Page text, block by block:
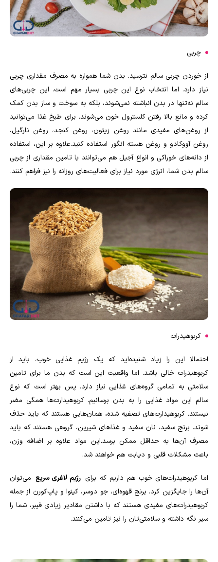
چربی
از خوردن چربی سالم نترسید. بدن شما همواره به مصرف مقداری چربی
نیاز دارد. اما انتخاب نوع این چربی بسیار مهم است. این چربی‌های
سالم نه‌تنها در بدن انباشته نمی‌شوند، بلکه به سوخت و ساز بدن کمک
کرده و مانع بالا رفتن کلسترول خون می‌شوند. برای طبخ غذا می‌توانید
از روغن‌های مفیدی مانند روغن زیتون، روغن کنجد، روغن نارگیل،
روغن آووکادو و روغن هسته انگور استفاده کنید.علاوه بر این، استفاده
از دانه‌های خوراکی و انواع آجیل هم می‌توانند با تامین مقداری از چربی
سالم بدن شما، انرژی مورد نیاز برای فعالیتهای روزانه را نیز فراهم کنند.
کربوهیدرات
احتمالا این را زیاد شنیده‌اید که یک رژیم غذایی خوب، باید از
کربوهیدرات خالی باشد. اما واقعیت این است که بدن ما برای تامین
سلامتی به تمامی گروه‌های غذایی نیاز دارد. پس بهتر است که نوع
سالم این مواد غذایی را به بدن برسانیم. کربوهیدارت‌ها همگی مضر
نیستند. کربوهیدارت‌های تصفیه شده، همان‌هایی هستند که باید حذف
شوند. برنج سفید، نان سفید و غذاهای شیرین، گروهی هستند که باید
مصرف آن‌ها به حداقل ممکن برسد.این مواد علاوه بر اضافه وزن،
باعث مشکلات قلبی و دیابت هم خواهند شد.
اما کربوهیدرات‌های خوب هم داریم که برای رژیم لاغری سریع می‌توان
آن‌ها را جایگزین کرد. برنج قهوه‌ای، جو دوسر، کینوا و پاپ‌کورن از جمله
کربوهیدرات‌های مفیدی هستند که با داشتن مقادیر زیادی فیبر، شما را
سیر نگه داشته و سلامتی‌تان را نیز تامین می‌کنند.